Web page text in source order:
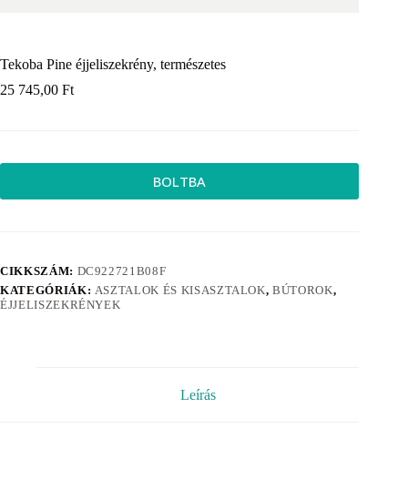
Tekoba Pine éjjeliszekrény, természetes
25 745,00 Ft
BOLTBA
CIKKSZÁM: DC922721B08F
KATEGÓRIÁK: ASZTALOK ÉS KISASZTALOK,BÚTOROK,
ÉJJELISZEKRÉNYEK
Leírás